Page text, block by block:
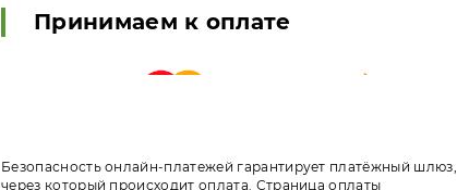
Принимаем к оплате
Безопасность онлайн-платежей гарантирует платёжный шлюз,
через который происходит оплата. Страница оплаты